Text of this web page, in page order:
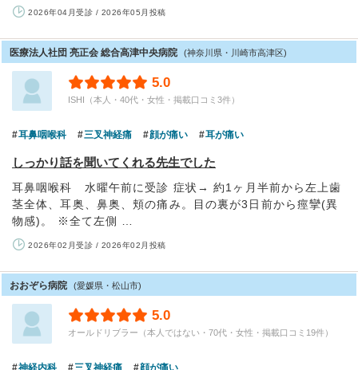
2026年04月受診 / 2026年05月投稿
医療法人社団 亮正会 総合高津中央病院 (神奈川県・川崎市高津区)
5.0
ISHI（本人・40代・女性・掲載口コミ3件）
耳鼻咽喉科 三叉神経痛 顔が痛い 耳が痛い
しっかり話を聞いてくれる先生でした
耳鼻咽喉科 水曜午前に受診 症状→ 約1ヶ月半前から左上歯
茎全体、耳奥、鼻奥、頬の痛み。目の裏が3日前から痙攣(異
物感)。 ※全て左側 …
2026年02月受診 / 2026年02月投稿
おおぞら病院 (愛媛県・松山市)
5.0
オールドリブラー（本人ではない・70代・女性・掲載口コミ19件）
神経内科 三叉神経痛 顔が痛い